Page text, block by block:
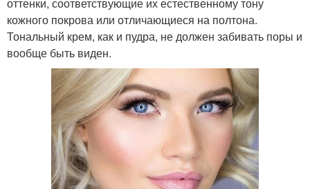
оттенки, соответствующие их естественному тону
кожного покрова или отличающиеся на полтона.
Тональный крем, как и пудра, не должен забивать поры и
вообще быть виден.